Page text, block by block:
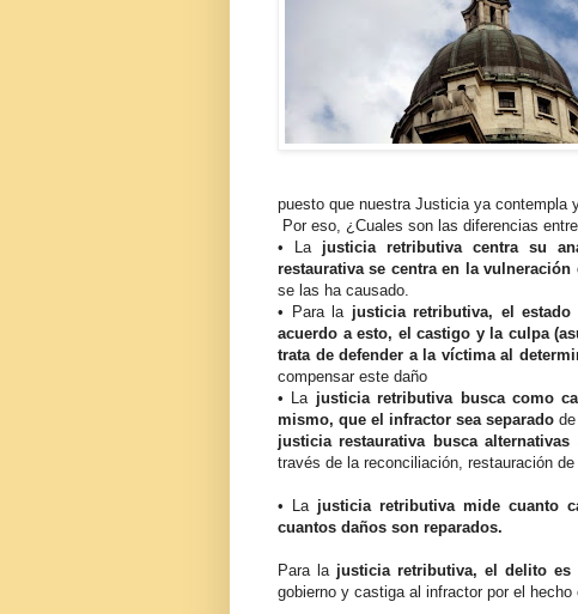
puesto que nuestra Justicia ya contempla
Por eso, ¿Cuales son las diferencias
• La justicia retributiva centra su
restaurativa se centra en la
se las ha causado.
• Para la justicia retributiva, el
acuerdo a esto, el castigo y la culpa
trata de defender a la víctima al
compensar este daño
• La justicia retributiva busca como
mismo, que el infractor sea separado
justicia restaurativa busca
través de la reconciliación, restauración
• La justicia retributiva mide cuanto
cuantos daños son reparados.
Para la justicia retributiva, el delito
gobierno y castiga al infractor por el hecho